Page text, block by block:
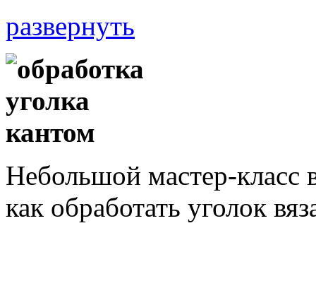
развернуть
Небольшой мастер-
как обработать уголок